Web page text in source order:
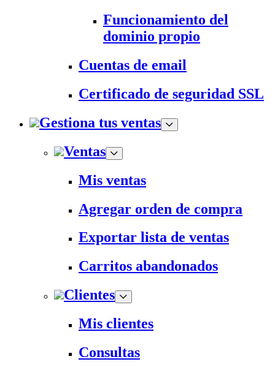
Funcionamiento del
dominio propio
Cuentas de email
Certificado de seguridad SSL
Gestiona tus ventas
Ventas
Mis ventas
Agregar orden de compra
Exportar lista de ventas
Carritos abandonados
Clientes
Mis clientes
Consultas